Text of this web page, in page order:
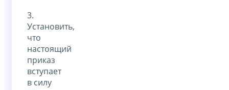
3.
Установить,
что
настоящий
приказ
вступает
в силу